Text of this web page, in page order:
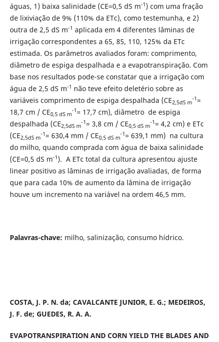
águas, 1) baixa salinidade (CE=0,5 dS m-1 ) com uma fração
de lixiviação de 9% (110% da ETc), como testemunha, e 2)
outra de 2,5 dS m-1 aplicada em 4 diferentes lâminas de
irrigação correspondentes a 65, 85, 110, 125% da ETc
estimada. Os parâmetros avaliados foram: comprimento,
diâmetro de espiga despalhada e a evapotranspiração. Com
base nos resultados pode-se constatar que a irrigação com
água de 2,5 dS m-1 não teve efeito deletério sobre as
variáveis comprimento de espiga despalhada (CE2,5dS m
-1=
18,7 cm / CE0,5 dS m
-1= 17,7 cm), diâmetro de espiga
despalhada (CE2,5dS m
-1= 3,8 cm / CE0,5 dS m
-1= 4,2 cm) e ETc
(CE2,5dS m
-1= 630,4 mm / CE0,5 dS m
-1= 639,1 mm) na cultura
do milho, quando comprada com água de baixa salinidade
(CE=0,5 dS m-1 ). A ETc total da cultura apresentou ajuste
linear positivo as lâminas de irrigação avaliadas, de forma
que para cada 10% de aumento da lâmina de irrigação
houve um incremento na variável na ordem 46,5 mm.
Palavras-chave: milho, salinização, consumo hídrico.
COSTA, J. P. N. da; CAVALCANTE JUNIOR, E. G.; MEDEIROS,
J. F. de; GUEDES, R. A. A.
EVAPOTRANSPIRATION AND CORN YIELD THE BLADES AND